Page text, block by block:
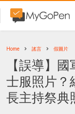
Home 謠言 假圖片
【誤導】
士服照片？
長主持祭典